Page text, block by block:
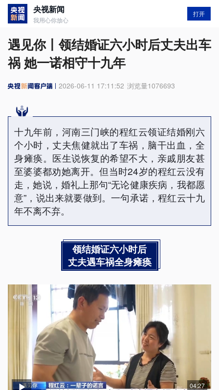
央视新闻
我用心你放心
打开
遇见你丨领结婚证六小时后丈夫出车
祸 她一诺相守十九年
2026-06-11 17:11:52 浏览量1076693
十九年前，河南三门峡的程红云领证结婚刚六
个小时，丈夫焦健就出了车祸，脑干出血，全
身瘫痪。医生说恢复的希望不大，亲戚朋友甚
至婆婆都劝她离开。但当时24岁的程红云没有
走，她说，婚礼上那句“无论健康疾病，我都愿
意”，说出来就要做到。一句承诺，程红云十九
年不离不弃。
领结婚证六小时后
丈夫遇车祸全身瘫痪
04:27